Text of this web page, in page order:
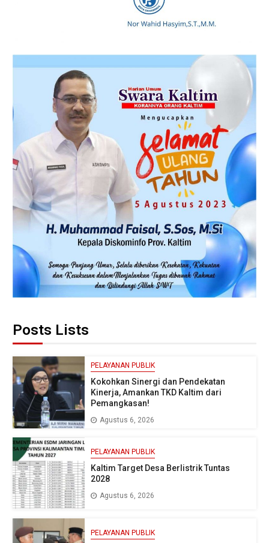
Posts Lists
PELAYANAN PUBLIK
Kokohkan Sinergi dan Pendekatan
Kinerja, Amankan TKD Kaltim dari
Pemangkasan!
Agustus 6, 2026
PELAYANAN PUBLIK
Kaltim Target Desa Berlistrik Tuntas
2028
Agustus 6, 2026
PELAYANAN PUBLIK